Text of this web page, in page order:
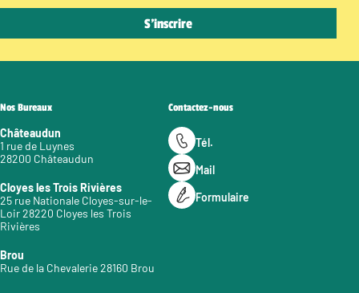
Nos Bureaux
Châteaudun
1 rue de Luynes
28200 Châteaudun
Cloyes les Trois Rivières
25 rue Nationale Cloyes-sur-le-
Loir 28220 Cloyes les Trois
Rivières
Brou
Rue de la Chevalerie 28160 Brou
Contactez-nous
Tél.
Mail
Formulaire